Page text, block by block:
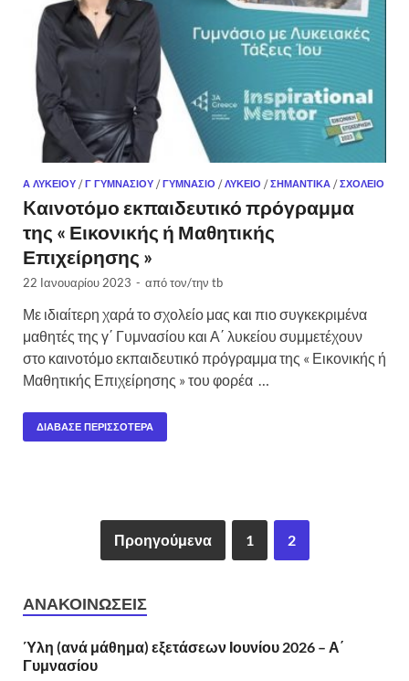
Α ΛΥΚΕΊΟΥ /Γ ΓΥΜΝΑΣΊΟΥ /ΓΥΜΝΆΣΙΟ /ΛΎΚΕΙΟ /ΣΗΜΑΝΤΙΚΆ /ΣΧΟΛΕΊΟ
Kαινοτόμο εκπαιδευτικό πρόγραμμα
της « Εικονικής ή Μαθητικής
Επιχείρησης »
22 Ιανουαρίου 2023 - από τον/την tb
Με ιδιαίτερη χαρά το σχολείο μας και πιο συγκεκριμένα
μαθητές της γ΄ Γυμνασίου και Α΄ λυκείου συμμετέχουν
στο καινοτόμο εκπαιδευτικό πρόγραμμα της « Εικονικής ή
Μαθητικής Επιχείρησης » του φορέα …
ΔΙΆΒΑΣΕ ΠΕΡΙΣΣΌΤΕΡΑ
Προηγούμενα 1 2
ΑΝΑΚΟΙΝΏΣΕΙΣ
Ύλη (ανά μάθημα) εξετάσεων Ιουνίου 2026 – Α΄
Γυμνασίου